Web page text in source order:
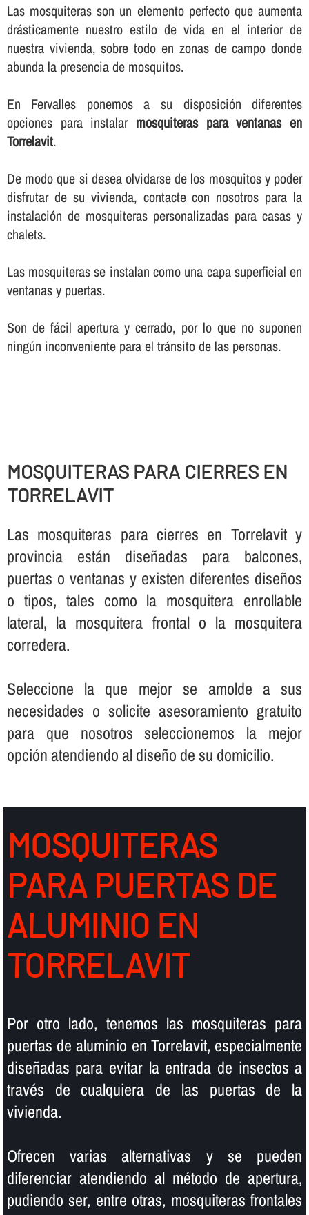
Las mosquiteras son un elemento perfecto que aumenta
drásticamente nuestro estilo de vida en el interior de
nuestra vivienda, sobre todo en zonas de campo donde
abunda la presencia de mosquitos.
En Fervalles ponemos a su disposición diferentes
opciones para instalar mosquiteras para ventanas en
Torrelavit.
De modo que si desea olvidarse de los mosquitos y poder
disfrutar de su vivienda, contacte con nosotros para la
instalación de mosquiteras personalizadas para casas y
chalets.
Las mosquiteras se instalan como una capa superficial en
ventanas y puertas.
Son de fácil apertura y cerrado, por lo que no suponen
ningún inconveniente para el tránsito de las personas.
MOSQUITERAS PARA CIERRES EN
TORRELAVIT
Las mosquiteras para cierres en Torrelavit y
provincia están diseñadas para balcones,
puertas o ventanas y existen diferentes diseños
o tipos, tales como la mosquitera enrollable
lateral, la mosquitera frontal o la mosquitera
corredera.
Seleccione la que mejor se amolde a sus
necesidades o solicite asesoramiento gratuito
para que nosotros seleccionemos la mejor
opción atendiendo al diseño de su domicilio.
MOSQUITERAS
PARA PUERTAS DE
ALUMINIO EN
TORRELAVIT
Por otro lado, tenemos las mosquiteras para
puertas de aluminio en Torrelavit, especialmente
diseñadas para evitar la entrada de insectos a
través de cualquiera de las puertas de la
vivienda.
Ofrecen varias alternativas y se pueden
diferenciar atendiendo al método de apertura,
pudiendo ser, entre otras, mosquiteras frontales